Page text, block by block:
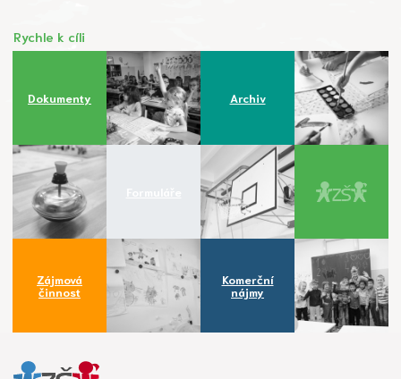
Rychle k cíli
Dokumenty Archiv
Zájmová
činnost
Komerční
nájmy